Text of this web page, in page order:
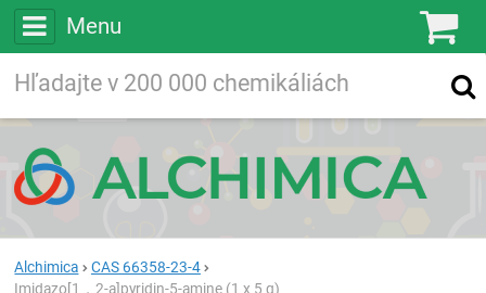
Menu
Vyhľadávanie
Alchimica
CAS 66358-23-4
Imidazo[1，2-a]pyridin-5-amine (1 x 5 g)